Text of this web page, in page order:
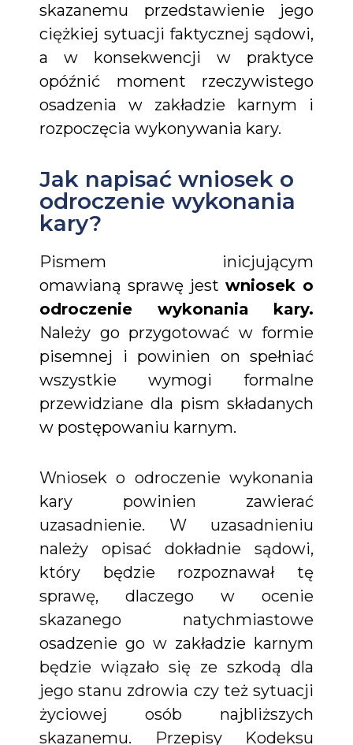
skazanemu przedstawienie jego
ciężkiej sytuacji faktycznej sądowi,
a w konsekwencji w praktyce
opóźnić moment rzeczywistego
osadzenia w zakładzie karnym i
rozpoczęcia wykonywania kary.
Jak napisać wniosek o
odroczenie wykonania
kary?
Pismem inicjującym
omawianą sprawę jest wniosek o
odroczenie wykonania kary.
Należy go przygotować w formie
pisemnej i powinien on spełniać
wszystkie wymogi formalne
przewidziane dla pism składanych
w postępowaniu karnym.
Wniosek o odroczenie wykonania
kary powinien zawierać
uzasadnienie. W uzasadnieniu
należy opisać dokładnie sądowi,
który będzie rozpoznawał tę
sprawę, dlaczego w ocenie
skazanego natychmiastowe
osadzenie go w zakładzie karnym
będzie wiązało się ze szkodą dla
jego stanu zdrowia czy też sytuacji
życiowej osób najbliższych
skazanemu. Przepisy Kodeksu